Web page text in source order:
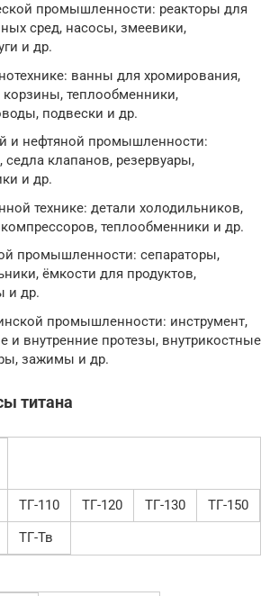
промышленности: реакторы для
сред, насосы, змеевики,
и др.
ванны для хромирования,
теплообменники,
подвески и др.
и нефтяной промышленности:
седла клапанов, резервуары,
и др.
технике: детали холодильников,
теплообменники и др.
промышленности: сепараторы,
ёмкости для продуктов,
и др.
промышленности: инструмент,
и внутренние протезы, внутрикостные
зажимы и др.
титана
ТГ-110 ТГ-120 ТГ-130
ТГ-150
ТГ-Тв